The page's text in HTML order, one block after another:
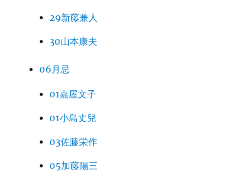
29新藤兼人
30山本康夫
06月忌
01嘉屋文子
01小島丈兒
03佐藤栄作
05加藤陽三